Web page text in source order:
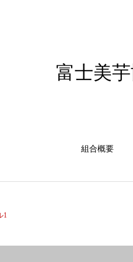
富士美
組合概要
1